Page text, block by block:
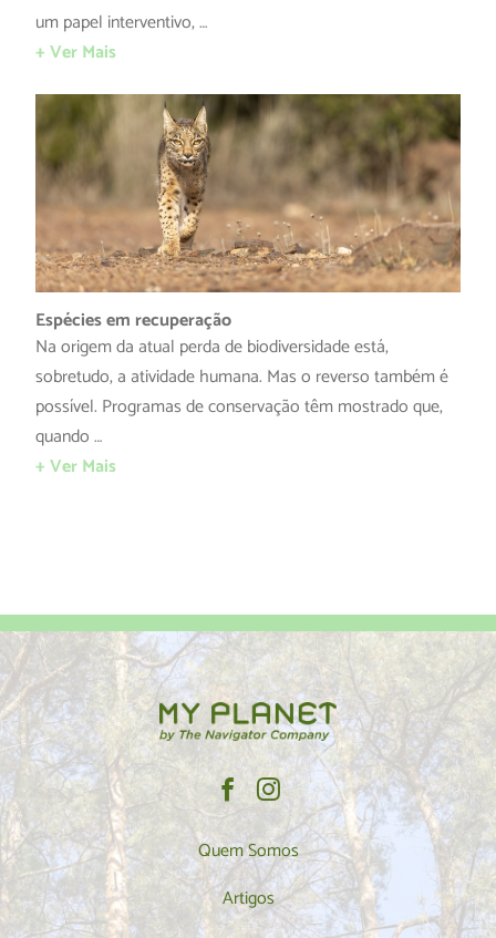
um papel interventivo, …
+ Ver Mais
Espécies em recuperação
Na origem da atual perda de biodiversidade está,
sobretudo, a atividade humana. Mas o reverso também é
possível. Programas de conservação têm mostrado que,
quando …
+ Ver Mais
Quem Somos
Artigos